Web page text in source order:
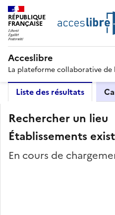
RÉPUBLIQUE
FRANÇAISE
Acceslibre
La plateforme collaborative de
Liste des résultats
Rechercher un lieu
Établissements
En cours de